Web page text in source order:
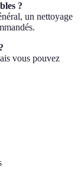
?
un nettoyage
vous pouvez